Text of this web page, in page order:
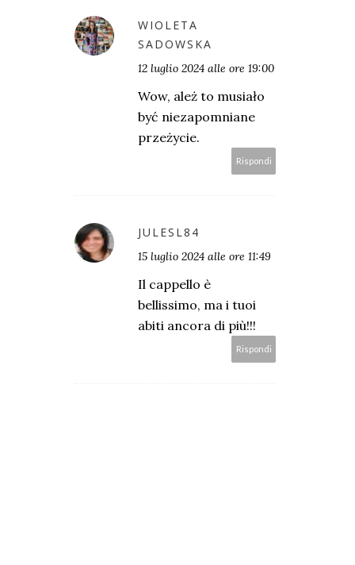
WIOLETA
SADOWSKA
12 luglio 2024 alle ore 19:00
Wow, ależ to musiało
być niezapomniane
przeżycie.
Rispondi
JULESL84
15 luglio 2024 alle ore 11:49
Il cappello è
bellissimo, ma i tuoi
abiti ancora di più!!!
Rispondi